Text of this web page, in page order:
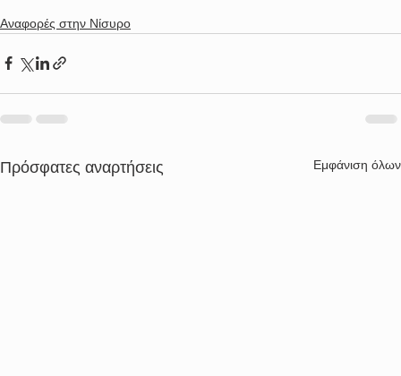
Αναφορές στην Νίσυρο
Πρόσφατες αναρτήσεις Εμφάνιση όλων